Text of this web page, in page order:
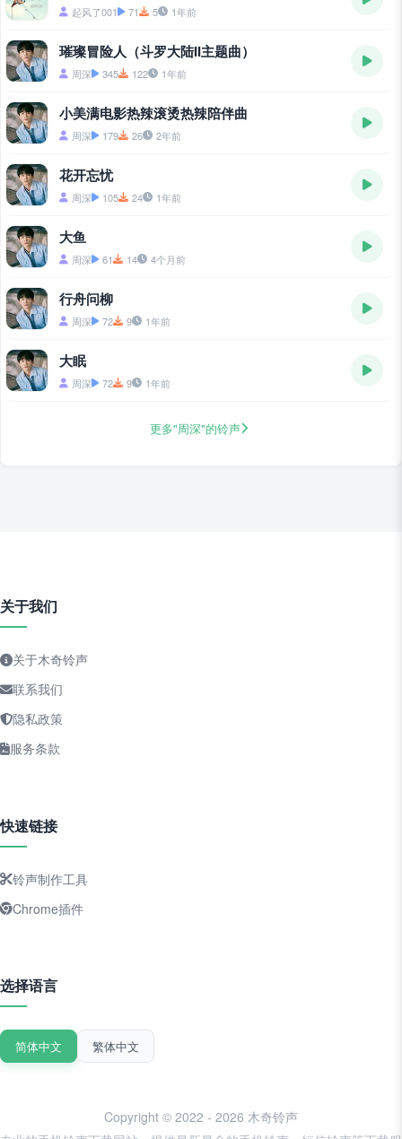
起风了001 71 5 1年前
璀璨冒险人（斗罗大陆II主题曲）
周深 345 122 1年前
小美满电影热辣滚烫热辣陪伴曲
周深 179 26 2年前
花开忘忧
周深 105 24 1年前
大鱼
周深 61 14 4个月前
行舟问柳
周深 72 9 1年前
大眠
周深 72 9 1年前
更多"周深"的铃声
关于我们
关于木奇铃声
联系我们
隐私政策
服务条款
快速链接
铃声制作工具
Chrome插件
选择语言
简体中文 繁体中文
Copyright © 2022 - 2026 木奇铃声